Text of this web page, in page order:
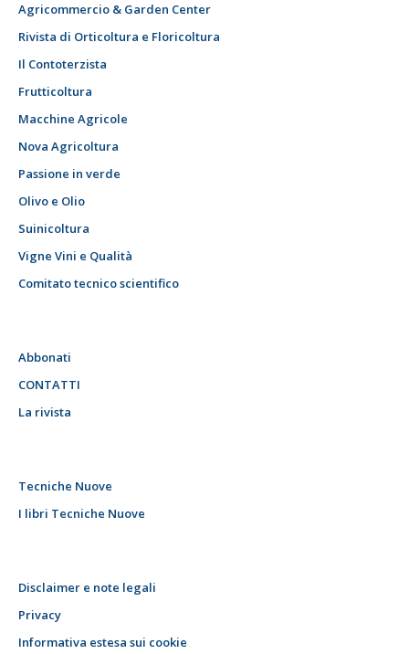
Agricommercio & Garden Center
Rivista di Orticoltura e Floricoltura
Il Contoterzista
Frutticoltura
Macchine Agricole
Nova Agricoltura
Passione in verde
Olivo e Olio
Suinicoltura
Vigne Vini e Qualità
Comitato tecnico scientifico
Abbonati
CONTATTI
La rivista
Tecniche Nuove
I libri Tecniche Nuove
Disclaimer e note legali
Privacy
Informativa estesa sui cookie